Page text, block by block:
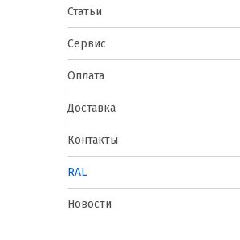
Статьи
Сервис
Оплата
Доставка
Контакты
RAL
Новости